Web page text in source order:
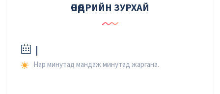
ӨНӨӨДРИЙН ЗУРХАЙ
|
Нар минутад мандаж минутад жаргана.